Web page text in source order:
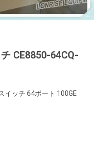
CE8850-64CQ-
イッチ 64ポート 100GE